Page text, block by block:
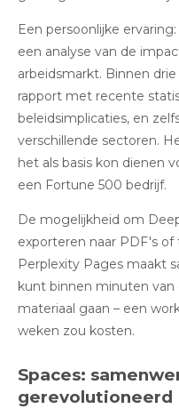
Een persoonlijke
een analyse van de
arbeidsmarkt. Binnen
rapport met recente
beleidsimplicaties, en
verschillende sectoren.
het als basis kon dienen
een Fortune 500 bedrijf.
De mogelijkheid om
exporteren naar PDF's
Perplexity Pages maakt
kunt binnen minuten van
materiaal gaan – een
weken zou kosten.
Spaces:
gerevolutioneerd